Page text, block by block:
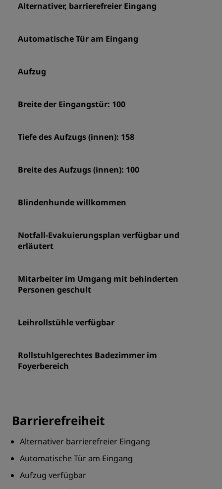
Alternativer, barrierefreier Eingang
Automatische Tür am Eingang
Aufzug
Breite der Eingangstür: 100
Tiefe des Aufzugs (innen): 158
Breite des Aufzugs (innen): 100
Blindenhunde willkommen
Notfall-Evakuierungsplan verfügbar und
erläutert
Mitarbeiter im Umgang mit behinderten
Personen geschult
Leihrollstühle verfügbar
Rollstuhlgerechtes Badezimmer im
Foyerbereich
Barrierefreiheit
Alternativer barrierefreier Eingang
Automatische Tür am Eingang
Aufzug verfügbar